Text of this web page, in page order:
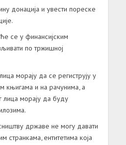
донација и увести пореске
се у финансијским
по тржишној
морају да се региструју у
књигама и на рачунима, а
лица морају да буду
државе не могу давати
странкама, ентитетима која